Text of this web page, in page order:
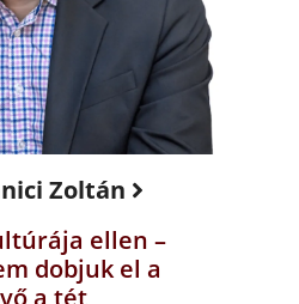
Zoltán
ellen –
dobjuk el a
a tét